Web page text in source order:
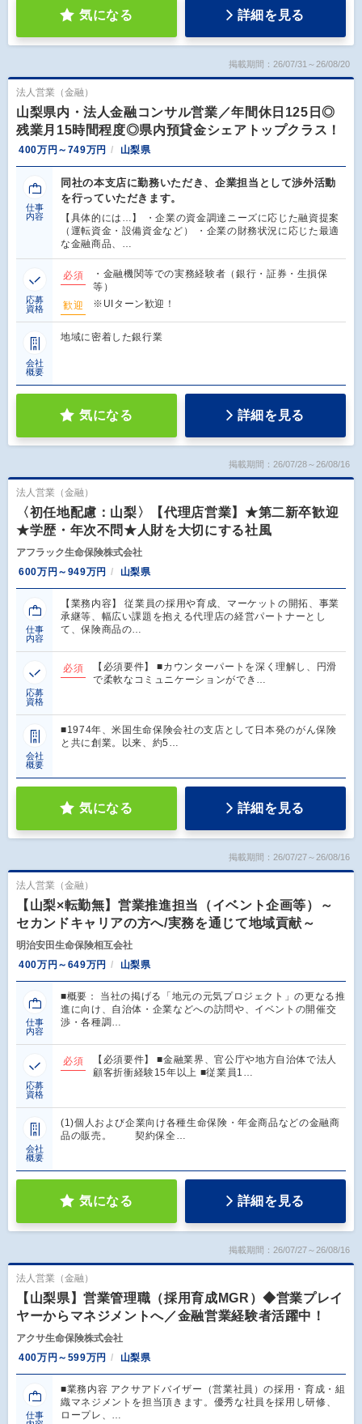
気になる 詳細を見る
掲載期間：26/07/31～26/08/20
法人営業（金融）
山梨県内・法人金融コンサル営業／年間休日125日◎
残業月15時間程度◎県内預貸金シェアトップクラス！
400万円～749万円 山梨県
仕事
内容
同社の本支店に勤務いただき、企業担当として渉外活動
を行っていただきます。
【具体的には…】 ・企業の資金調達ニーズに応じた融資提案
（運転資金・設備資金など） ・企業の財務状況に応じた最適
な金融商品、…
応募
資格
必須
・金融機関等での実務経験者（銀行・証券・生損保
等）
歓迎
※UIターン歓迎！
会社
概要
地域に密着した銀行業
気になる 詳細を見る
掲載期間：26/07/28～26/08/16
法人営業（金融）
〈初任地配慮：山梨〉【代理店営業】★第二新卒歓迎
★学歴・年次不問★人財を大切にする社風
アフラック生命保険株式会社
600万円～949万円
山梨県
仕事
内容
【業務内容】 従業員の採用や育成、マーケットの開拓、事業
承継等、幅広い課題を抱える代理店の経営パートナーとし
て、保険商品の…
応募
資格
必須
【必須要件】 ■カウンターパートを深く理解し、円滑
で柔軟なコミュニケーションができ…
会社
概要
■1974年、米国生命保険会社の支店として日本発のがん保険
と共に創業。以来、約5…
気になる 詳細を見る
掲載期間：26/07/27～26/08/16
法人営業（金融）
【山梨×転勤無】営業推進担当（イベント企画等）～
セカンドキャリアの方へ/実務を通じて地域貢献～
明治安田生命保険相互会社
400万円～649万円
山梨県
仕事
内容
■概要： 当社の掲げる「地元の元気プロジェクト」の更なる推
進に向け、自治体・企業などへの訪問や、イベントの開催交
渉・各種調…
応募
資格
必須
【必須要件】 ■金融業界、官公庁や地方自治体で法人
顧客折衝経験15年以上 ■従業員1…
会社
概要
(1)個人および企業向け各種生命保険・年金商品などの金融商
品の販売。 契約保全…
気になる 詳細を見る
掲載期間：26/07/27～26/08/16
法人営業（金融）
【山梨県】営業管理職（採用育成MGR）◆営業プレイ
ヤーからマネジメントへ／金融営業経験者活躍中！
アクサ生命保険株式会社
400万円～599万円
山梨県
仕事
■業務内容 アクサアドバイザー（営業社員）の採用・育成・組
織マネジメントを担当頂きます。優秀な社員を採用し研修、
ロープレ、…